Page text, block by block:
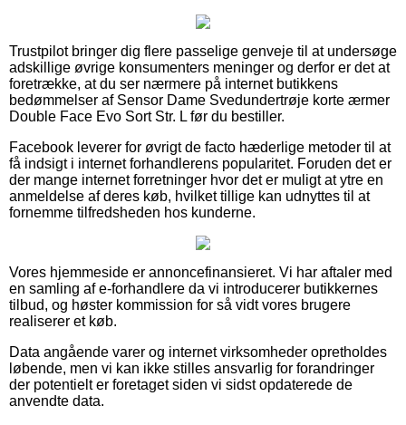
Trustpilot bringer dig flere passelige genveje til at undersøge
adskillige øvrige konsumenters meninger og derfor er det at
foretrække, at du ser nærmere på internet butikkens
bedømmelser af Sensor Dame Svedundertrøje korte ærmer
Double Face Evo Sort Str. L før du bestiller.
Facebook leverer for øvrigt de facto hæderlige metoder til at
få indsigt i internet forhandlerens popularitet. Foruden det er
der mange internet forretninger hvor det er muligt at ytre en
anmeldelse af deres køb, hvilket tillige kan udnyttes til at
fornemme tilfredsheden hos kunderne.
Vores hjemmeside er annoncefinansieret. Vi har aftaler med
en samling af e-forhandlere da vi introducerer butikkernes
tilbud, og høster kommission for så vidt vores brugere
realiserer et køb.
Data angående varer og internet virksomheder opretholdes
løbende, men vi kan ikke stilles ansvarlig for forandringer
der potentielt er foretaget siden vi sidst opdaterede de
anvendte data.